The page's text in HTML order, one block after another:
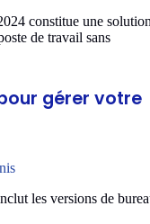
constitue une
de travail sans
gérer votre
les versions de